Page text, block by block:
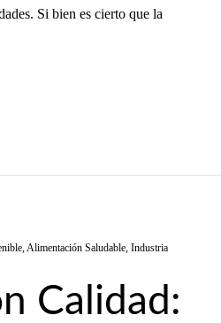
Si bien es cierto que la
,Alimentación Saludable, Industria
Calidad: